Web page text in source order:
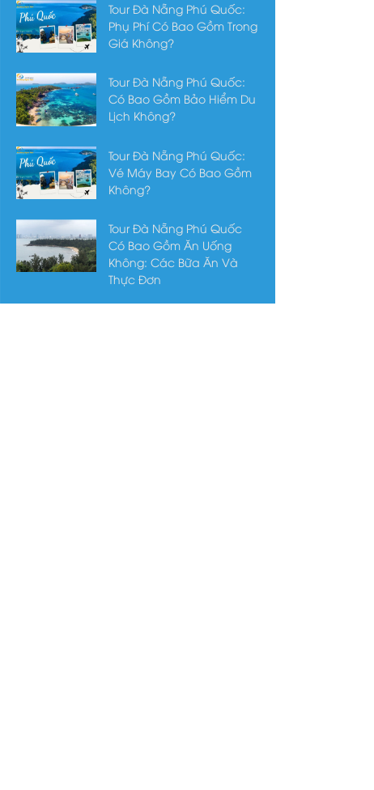
Tour Đà Nẵng Phú Quốc:
Phụ Phí Có Bao Gồm Trong
Giá Không?
Tour Đà Nẵng Phú Quốc:
Có Bao Gồm Bảo Hiểm Du
Lịch Không?
Tour Đà Nẵng Phú Quốc:
Vé Máy Bay Có Bao Gồm
Không?
Tour Đà Nẵng Phú Quốc
Có Bao Gồm Ăn Uống
Không: Các Bữa Ăn Và
Thực Đơn